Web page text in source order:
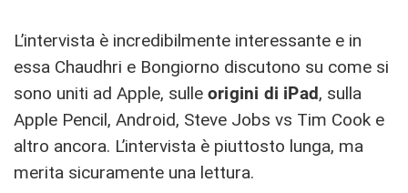
L’intervista è incredibilmente interessante e in
essa Chaudhri e Bongiorno discutono su come si
sono uniti ad Apple, sulle origini di iPad, sulla
Apple Pencil, Android, Steve Jobs vs Tim Cook e
altro ancora. L’intervista è piuttosto lunga, ma
merita sicuramente una lettura.